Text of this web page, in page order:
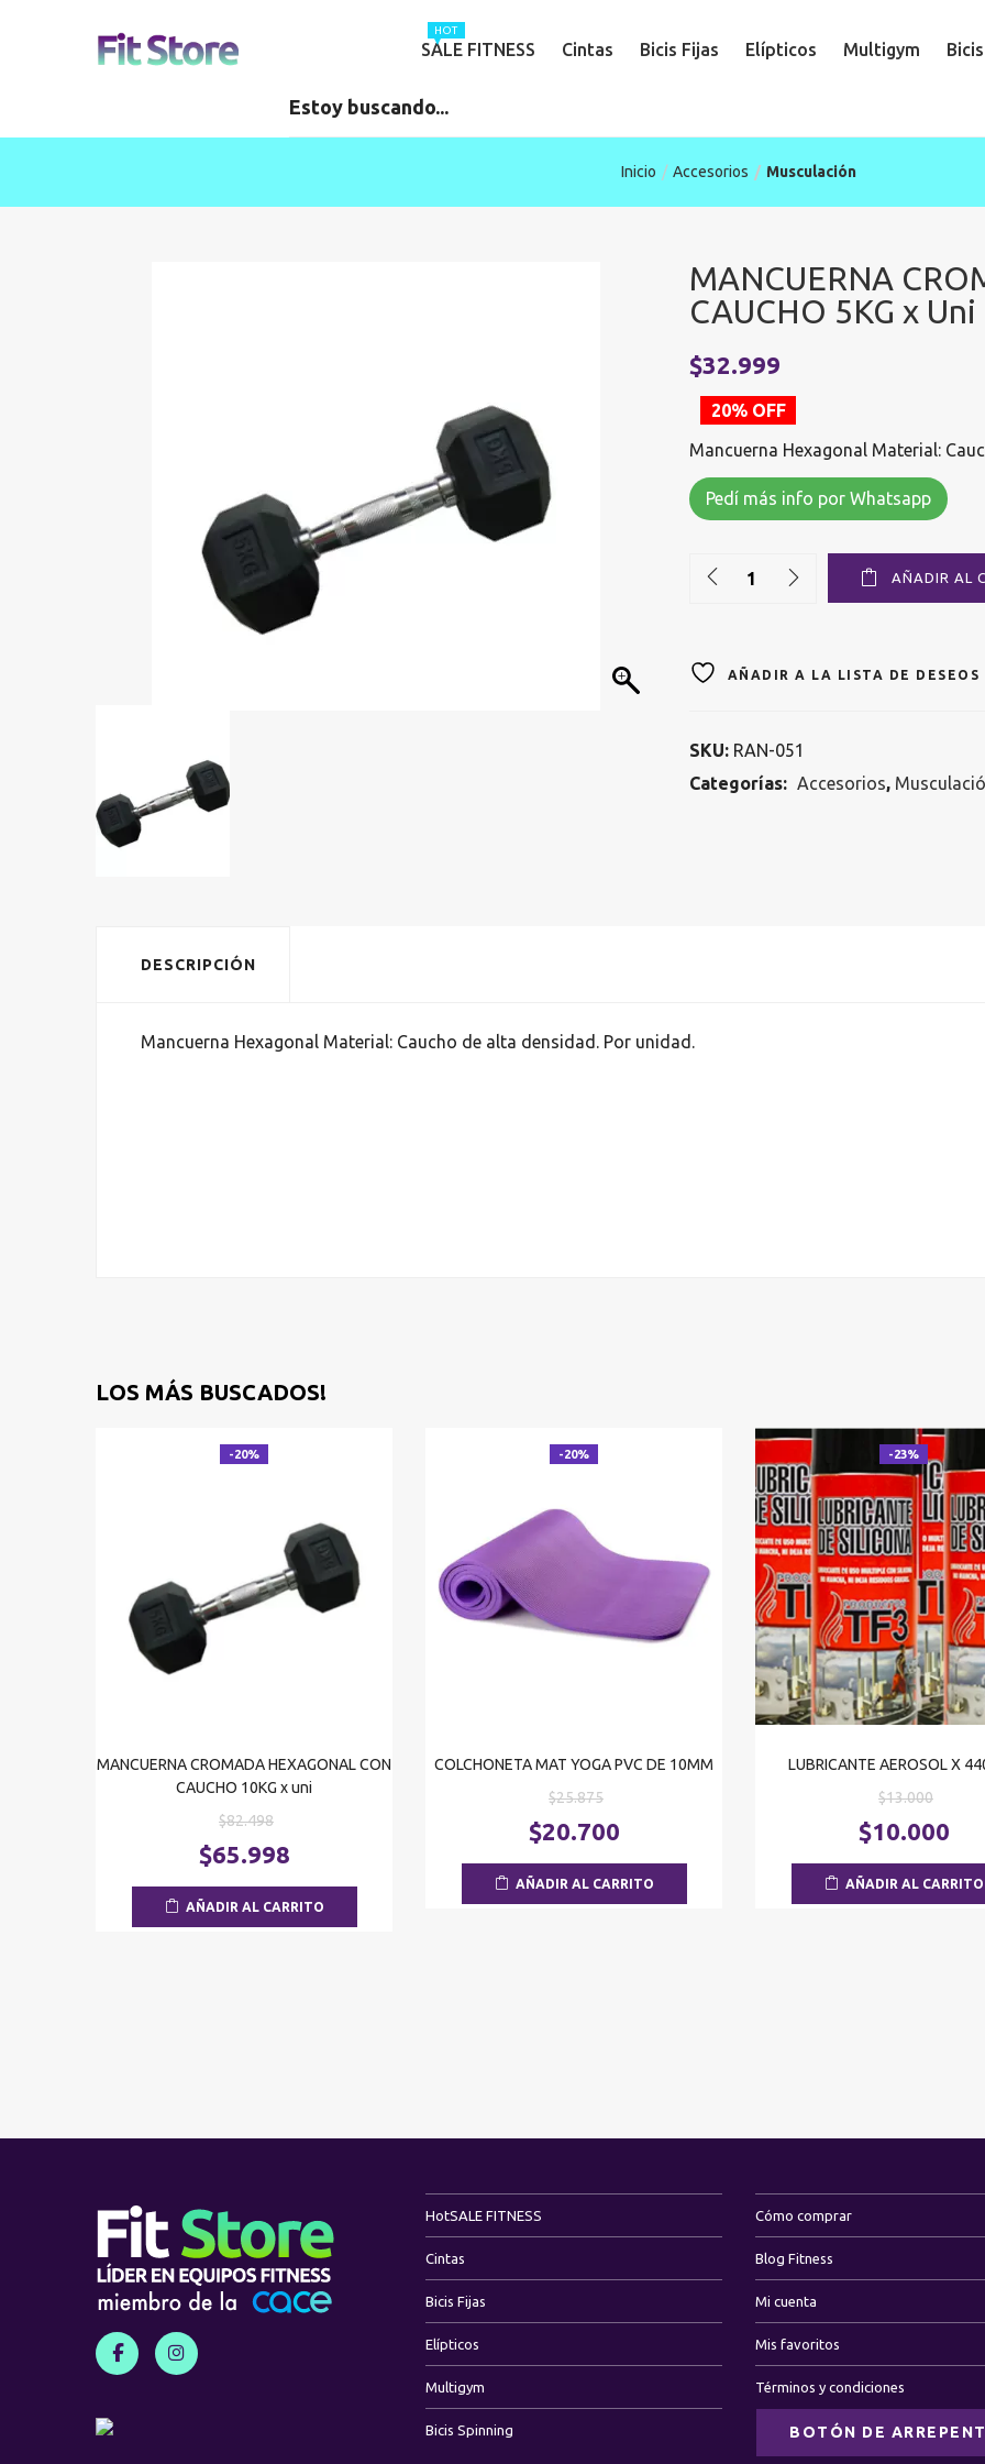
HOT
SALE FITNESS Cintas Bicis Fijas Elípticos Multigym
Inicio Accesorios Musculación
MANCUERNA
CAUCHO 5KG x Uni
El
precio
original
era:
$41.249.
$32.999
20% OFF
Mancuerna Hexagonal Material:
Pedí más info por Whatsapp
Quantity AÑADIR AL
AÑADIR A LA LISTA DE DESEOS
SKU: RAN-051
Categorías: Accesorios,
DESCRIPCIÓN
Mancuerna Hexagonal Material: Caucho de alta densidad. Por unidad.
LOS MÁS BUSCADOS!
-20%
MANCUERNA CROMADA HEXAGONAL CON
CAUCHO 10KG x uni
$82.498El
precio
original
$65.998
AÑADIR AL CARRITO
-20%
COLCHONETA MAT YOGA PVC DE 10MM
$25.875El
precio
original
$20.700
AÑADIR AL CARRITO
-23%
LUBRICANTE AEROSOL X
$13.000El
precio
original
$10.000
AÑADIR AL CARRITO
HotSALE FITNESS
Cintas
Bicis Fijas
Elípticos
Multigym
Bicis Spinning
Cómo comprar
Blog Fitness
Mi cuenta
Mis favoritos
Términos y condiciones
BOTÓN DE